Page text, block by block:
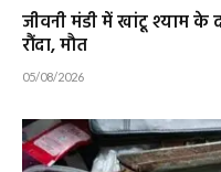
जीवनी मंडी में खांटू श्याम के
रौंदा, मौत
05/08/2026